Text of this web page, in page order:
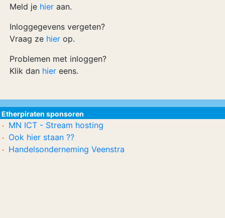
Meld je hier aan.
Inloggegevens vergeten?
Vraag ze hier op.
Problemen met inloggen?
Klik dan hier eens.
Etherpiraten sponsoren
MN ICT - Stream hosting
Ook hier staan ??
Handelsonderneming Veenstra